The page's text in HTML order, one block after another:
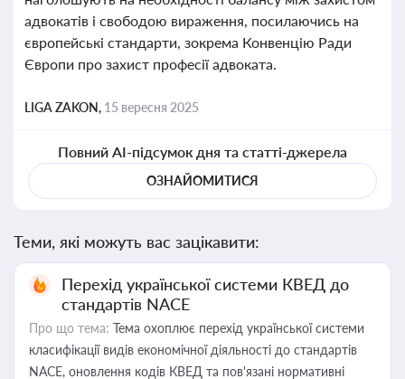
адвокатів і свободою вираження, посилаючись на
європейські стандарти, зокрема Конвенцію Ради
Європи про захист професії адвоката.
LIGA ZAKON, 15 вересня 2025
Повний AI-підсумок дня та статті-джерела
ОЗНАЙОМИТИСЯ
Теми, які можуть вас зацікавити:
Перехід української системи КВЕД до
стандартів NACE
Про що тема: Тема охоплює перехід української системи
класифікації видів економічної діяльності до стандартів
NACE, оновлення кодів КВЕД та пов'язані нормативні